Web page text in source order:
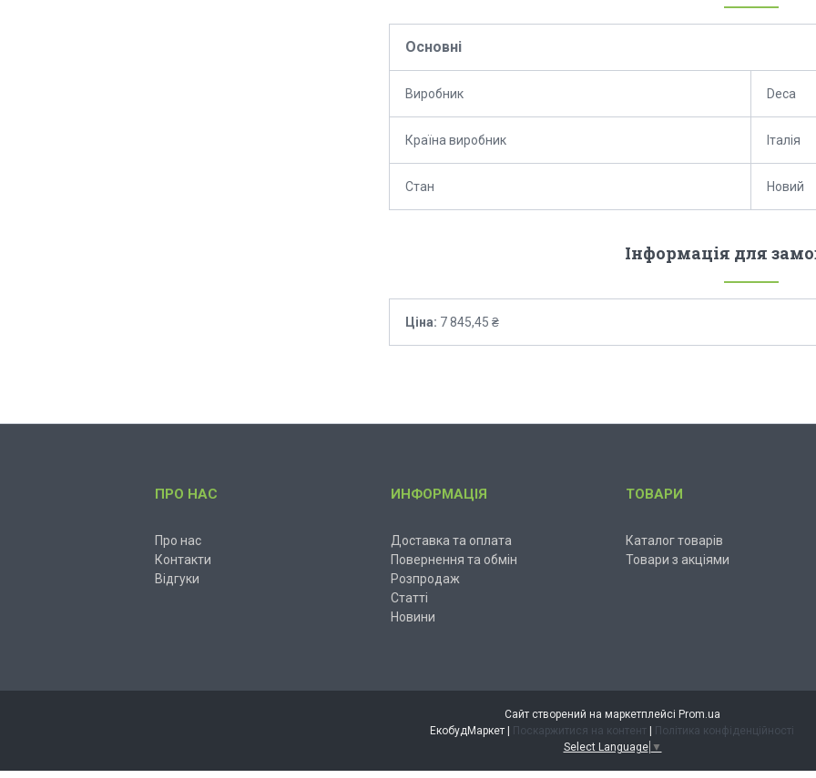
Основні
Виробник Deca
Країна виробник Італія
Стан Новий
Інформація для
Ціна: 7 845,45 ₴
ПРО НАС
Про нас
Контакти
Відгуки
ИНФОРМАЦІЯ
Доставка та оплата
Повернення та обмін
Розпродаж
Статті
Новини
ТОВАРИ
Каталог товарів
Товари з акціями
Сайт створений на маркетплейсі Prom.ua
ЕкобудМаркет | Поскаржитися на контент | Політика конфіденційності
Select Language ▼